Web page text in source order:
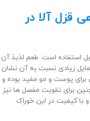
قزل آلا در
استفاده است. طعم لذیذ آن
زیادی نسبت به آن نشان
پوست و مو مفید بوده و
برای تقویت مفصل ها نیز
با کیفیت در این خوراک